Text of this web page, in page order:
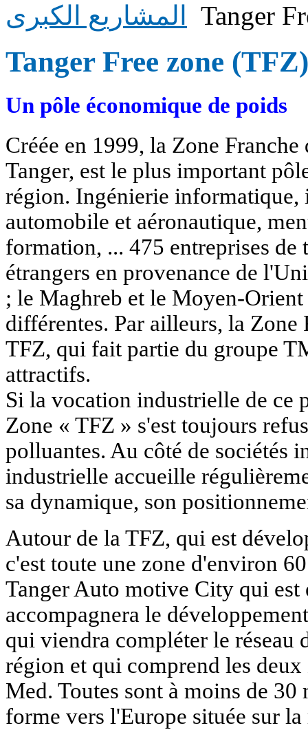
المشاريع الكبرى
Tanger
Tanger Free zone (TFZ)
Un pôle économique de poids
Créée en 1999, la Zone
Tanger, est le plus important
région. Ingénierie informatique,
automobile et aéronautique,
formation, ... 475 entreprises de
étrangers en provenance de
; le Maghreb et le Moyen-
différentes. Par ailleurs, la Zone
TFZ, qui fait partie du groupe
attractifs.
Si la vocation industrielle de ce
Zone « TFZ » s'est toujours
polluantes. Au côté de sociétés
industrielle accueille
sa dynamique, son
Autour de la TFZ, qui est
c'est toute une zone d'environ
Tanger Auto motive City qui est
accompagnera le
qui viendra compléter le réseau
région et qui comprend les
Med. Toutes sont à moins de
forme vers l'Europe située sur